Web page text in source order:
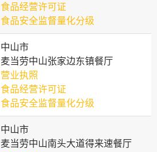
食品经营许可证
食品安全监督量化分级
中山市
麦当劳中山张家边东镇餐厅
营业执照
食品经营许可证
食品安全监督量化分级
中山市
麦当劳中山南头大道得来速餐厅